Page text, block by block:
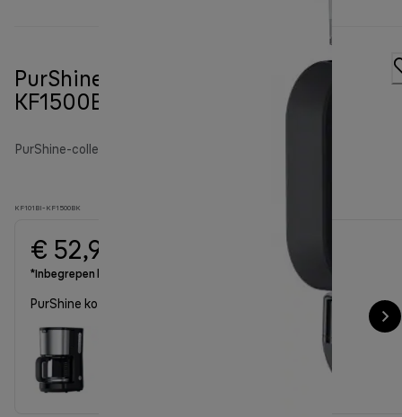
PurShine koffiezetapparaat
KF1500BK
PurShine-collectie koffiezetapparaten
KF101BI-KF1500BK
€ 52,90
*Inbegrepen btw
PurShine koffiezetapparaat KF1500BK